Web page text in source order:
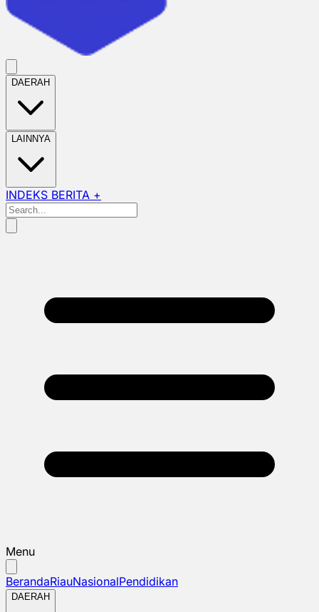
DAERAH
LAINNYA
INDEKS BERITA +
Menu
BerandaRiauNasionalPendidikan
DAERAH